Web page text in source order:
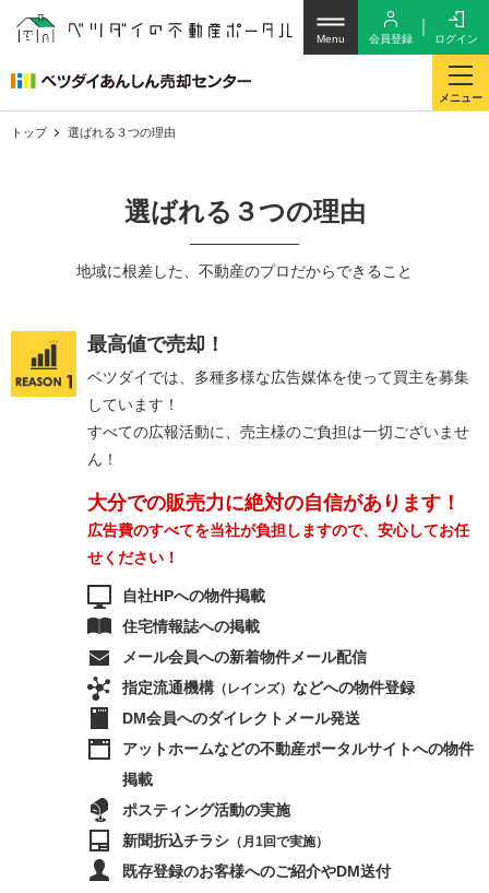
Menu 会員登録 ログイン
メニュー
トップ 選ばれる３つの理由
選ばれる３つの理由
地域に根差した、不動産のプロだからできること
最高値で売却！
ベツダイでは、多種多様な広告媒体を使って買主を募集
しています！
すべての広報活動に、売主様のご負担は一切ございませ
ん！
大分での販売力に絶対の自信があります！
広告費のすべてを当社が負担しますので、安心してお任
せください！
自社HPへの物件掲載
住宅情報誌への掲載
メール会員への新着物件メール配信
指定流通機構 （レインズ） などへの物件登録
DM会員へのダイレクトメール発送
アットホームなどの不動産ポータルサイトへの物件
掲載
ポスティング活動の実施
新聞折込チラシ （月1回で実施）
既存登録のお客様へのご紹介やDM送付